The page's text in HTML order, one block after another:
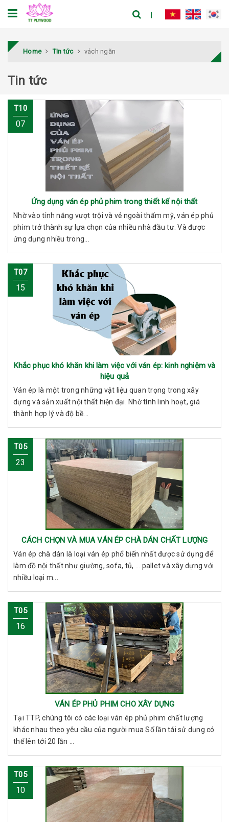
Home Tin tức vách ngăn
Tin tức
T10
07
Ứng dụng ván ép phủ phim trong thiết kế nội thất
Nhờ vào tính năng vượt trội và vẻ ngoài thẩm mỹ, ván ép phủ
phim trở thành sự lựa chọn của nhiều nhà đầu tư. Và được
ứng dụng nhiều trong...
T07
15
Khắc phục khó khăn khi làm việc với ván ép: kinh nghiệm và
hiệu quả
Ván ép là một trong những vật liệu quan trọng trong xây
dựng và sản xuất nội thất hiện đại. Nhờ tính linh hoạt, giá
thành hợp lý và độ bề...
T05
23
CÁCH CHỌN VÀ MUA VÁN ÉP CHÀ DÁN CHẤT LƯỢNG
Ván ép chà dán là loại ván ép phổ biến nhất được sử dụng để
làm đồ nội thất như giường, sofa, tủ, ... pallet và xây dựng với
nhiều loại m...
T05
16
VÁN ÉP PHỦ PHIM CHO XÂY DỰNG
Tại TTP, chúng tôi có các loại ván ép phủ phim chất lượng
khác nhau theo yêu cầu của người mua Số lần tái sử dụng có
thể lên tới 20 lần ...
T05
10